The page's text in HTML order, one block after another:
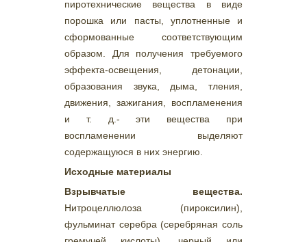
пиротехнические вещества в виде
порошка или пасты, уплотненные и
сформованные соответствующим
образом. Для получения требуемого
эффекта-освещения, детонации,
образования звука, дыма, тления,
движения, зажигания, воспламенения
и т. д.- эти вещества при
воспламенении выделяют
содержащуюся в них энергию.
Исходные материалы
Взрывчатые вещества.
Нитроцеллюлоза (пироксилин),
фульминат серебра (серебряная соль